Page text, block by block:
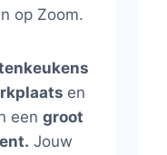
op Zoom.
en
een groot
Jouw